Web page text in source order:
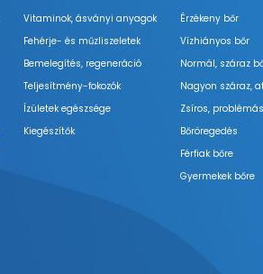
Vitaminok, ásványi anyagok
Fehérje- és műzliszeletek
Bemelegítés, regeneráció
Teljesítmény-fokozók
Ízületek egészsége
Kiegészítők
Érzékeny bőr
Vízhiányos bőr
Normál, száraz
Nagyon száraz,
Zsíros,
Bőröregedés
Férfiak bőre
Gyermekek bőre